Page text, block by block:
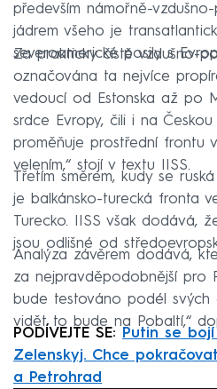
především námořně-
jádrem všeho je
severoamerické posily s
Za prakticky čistě vzdušno-
označována ta nejvíce
vedoucí od Estonska až po
srdce Evropy, čili i na Českou
proměňuje prostřední frontu
velením,“ stojí v textu IISS.
Třetím směrem, kudy se
je balkánsko-turecká fronta
Turecko. IISS však dodává,
jsou odlišné od
Analýza závěrem dodává,
za nejpravděpodobnější pro
bude testováno podél svých
vidět to bude na Pobaltí,“
PODÍVEJTE SE:
Putin se
Zelenskyj. Chce
a Petrohrad